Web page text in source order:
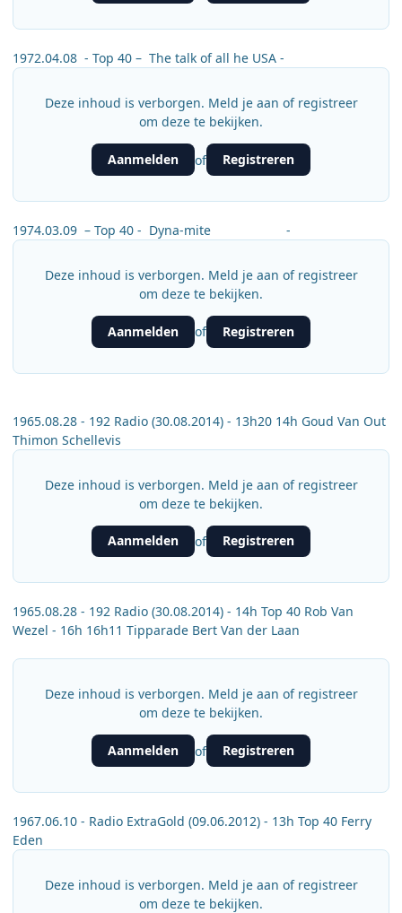
1972.04.08 - Top 40 – The talk of all he USA -
Deze inhoud is verborgen. Meld je aan of registreer
om deze te bekijken.
Aanmelden of Registreren
1974.03.09 – Top 40 - Dyna-mite -
Deze inhoud is verborgen. Meld je aan of registreer
om deze te bekijken.
Aanmelden of Registreren
1965.08.28 - 192 Radio (30.08.2014) - 13h20 14h Goud Van Out
Thimon Schellevis
Deze inhoud is verborgen. Meld je aan of registreer
om deze te bekijken.
Aanmelden of Registreren
1965.08.28 - 192 Radio (30.08.2014) - 14h Top 40 Rob Van
Wezel - 16h 16h11 Tipparade Bert Van der Laan
Deze inhoud is verborgen. Meld je aan of registreer
om deze te bekijken.
Aanmelden of Registreren
1967.06.10 - Radio ExtraGold (09.06.2012) - 13h Top 40 Ferry
Eden
Deze inhoud is verborgen. Meld je aan of registreer
om deze te bekijken.